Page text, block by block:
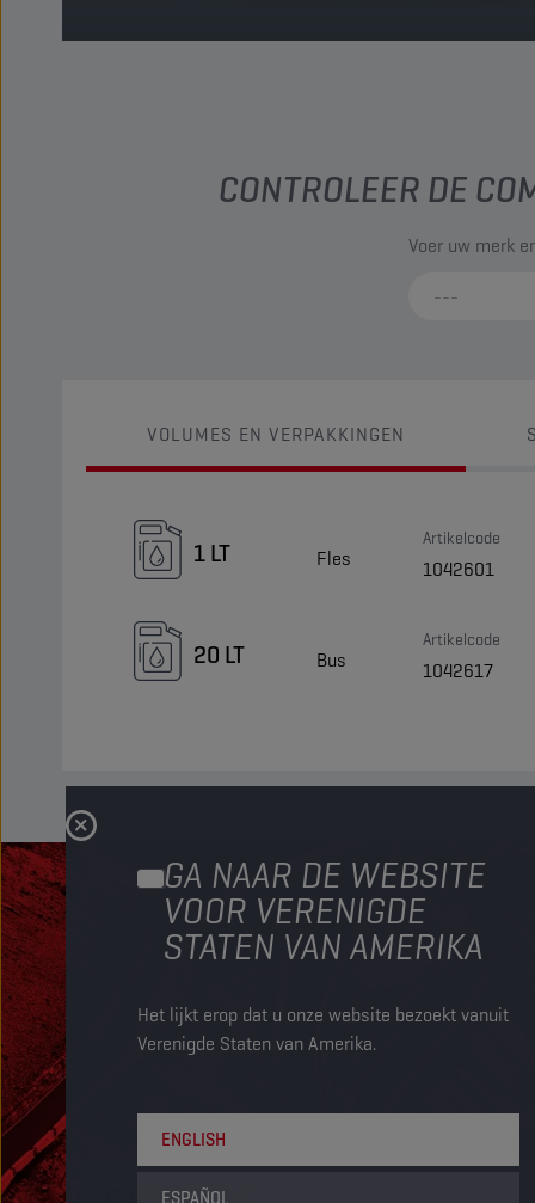
GA NAAR DE WEBSITE
VOOR VERENIGDE
STATEN VAN AMERIKA
Het lijkt erop dat u onze website bezoekt vanuit
Verenigde Staten van Amerika.
ENGLISH
ESPAÑOL
CONTROLEER DE
Voer uw merk
VOLUMES EN VERPAKKINGEN
1 LT Fles
Artikelcode
1042601
20 LT Bus
Artikelcode
1042617